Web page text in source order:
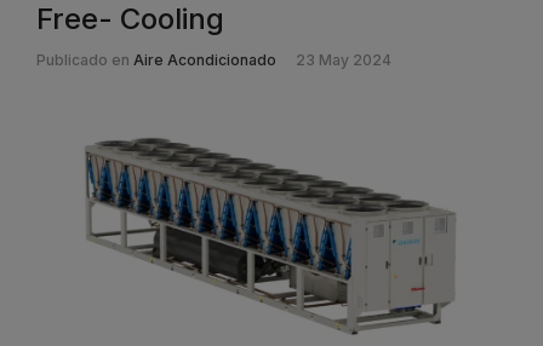
Free- Cooling
Publicado en Aire Acondicionado 23 May 2024